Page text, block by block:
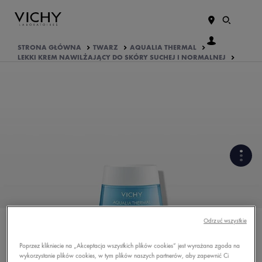
STRONA GŁÓWNA TWARZ
AQUALIA THERMAL
LEKKI KREM NAWILŻAJĄCY DO SKÓRY SUCHEJ I NORMALNEJ
FORMUŁA BOGATA W
SKŁADNIKI AKTYWNE
PODSTAWOWE INFORMACJE O
OPINIE O PRODUKCIE
Poprzez klikniecie na „Akceptacja wszystkich plików cookies” jest wyrażana zgoda na
wykorzystanie plików cookies, w tym plików naszych partnerów, aby zapewnić Ci
Odrzuć wszystkie